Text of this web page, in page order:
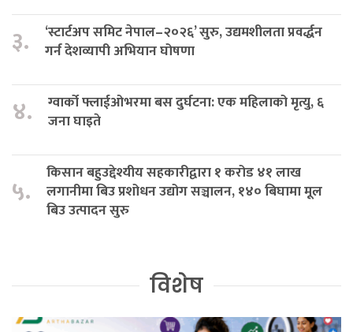
३.
‘स्टार्टअप समिट नेपाल–२०२६’ सुरु, उद्यमशीलता प्रवर्द्धन
गर्न देशव्यापी अभियान घोषणा
४.
ग्वार्को फ्लाईओभरमा बस दुर्घटना: एक महिलाको मृत्यु, ६
जना घाइते
५.
किसान बहुउद्देश्यीय सहकारीद्वारा १ करोड ४१ लाख
लगानीमा बिउ प्रशोधन उद्योग सञ्चालन, १४० बिघामा मूल
बिउ उत्पादन सुरु
विशेष